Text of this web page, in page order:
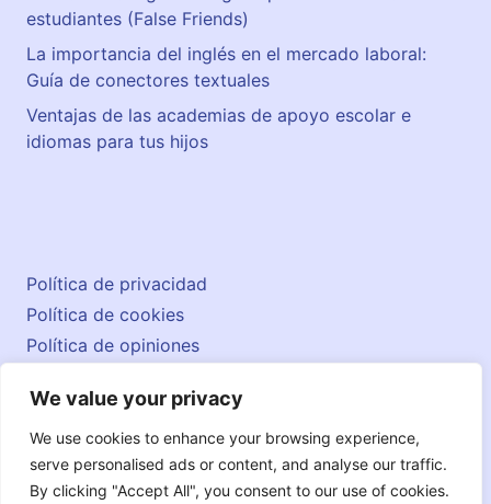
We value your privacy
We use cookies to enhance your browsing experience,
serve personalised ads or content, and analyse our traffic.
By clicking "Accept All", you consent to our use of cookies.
estudiantes (False Friends)
La importancia del inglés en el mercado laboral:
Guía de conectores textuales
Ventajas de las academias de apoyo escolar e
idiomas para tus hijos
© 2026 englishatlas.es
Política de privacidad
Política de cookies
Política de opiniones
Contacto